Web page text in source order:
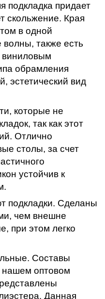
подкладка придает
скольжение. Края
в одной
волны, также есть
обрамления
эстетический вид
которые не
так как этот
Отлично
столы, за счет
устойчив к
подкладки. Сделаны
чем внешне
при этом легко
Составы
оптовом
Данная